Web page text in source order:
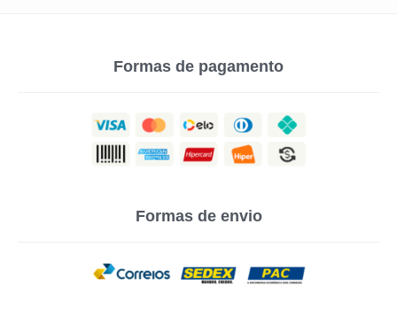
Formas de pagamento
Formas de envio